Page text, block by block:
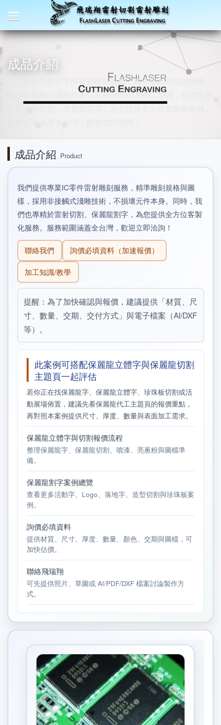
成品介紹
我們提供專業IC零件雷射雕刻服務，精準雕刻規格與圖樣，
採用非接觸式淺雕技術，不損壞元件本身。同時，我們也專
成品介紹 Product
我們提供專業IC零件雷射雕刻服務，精準雕刻規格與圖
樣，採用非接觸式淺雕技術，不損壞元件本身。同時，我
們也專精於雷射切割、保麗龍割字，為您提供全方位客製
化服務。服務範圍涵蓋全台灣，歡迎立即洽詢！
聯絡我們 詢價必填資料（加速報價）
加工知識/教學
提醒：為了加快確認與報價，建議提供「材質、尺
寸、數量、交期、交付方式」與電子檔案（AI/DXF
等）。
此案例可搭配保麗龍立體字與保麗龍切割
主題頁一起評估
若你正在找保麗龍字、保麗龍立體字、珍珠板切割或活
動展場佈置，建議先看保麗龍代工主題頁的報價重點，
再對照本案例提供尺寸、厚度、數量與表面加工需求。
保麗龍立體字與切割報價流程
整理保麗龍字、保麗龍切割、噴漆、亮蔥粉與圖檔準
備。
保麗龍割字案例總覽
查看更多活動字、Logo、落地字、造型切割與珍珠板案
例。
詢價必填資料
提供材質、尺寸、厚度、數量、顏色、交期與圖檔，可
加快估價。
聯絡飛瑞翔
可先提供照片、草圖或 AI/PDF/DXF 檔案討論製作方
式。